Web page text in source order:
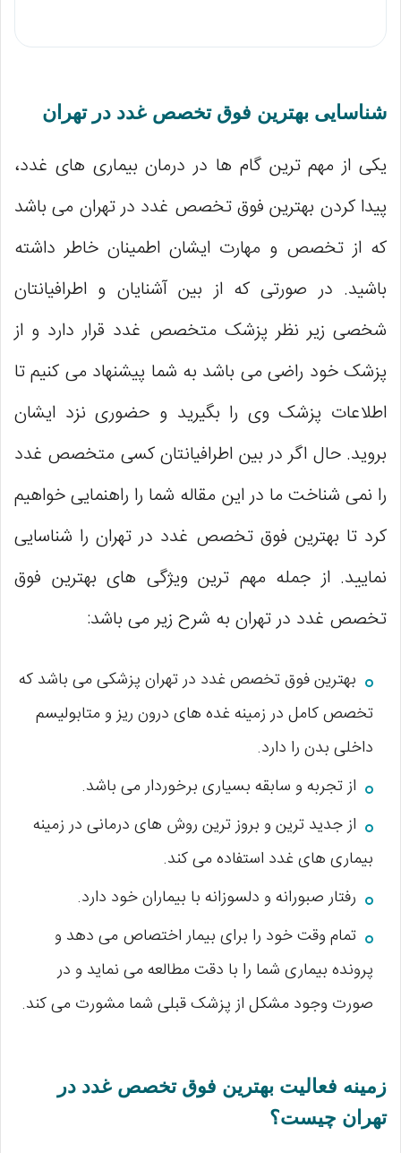
شناسایی بهترین فوق تخصص غدد در تهران
یکی از مهم ترین گام ها در درمان بیماری های غدد،
پیدا کردن بهترین فوق تخصص غدد در تهران می باشد
که از تخصص و مهارت ایشان اطمینان خاطر داشته
باشید. در صورتی که از بین آشنایان و اطرافیانتان
شخصی زیر نظر پزشک متخصص غدد قرار دارد و از
پزشک خود راضی می باشد به شما پیشنهاد می کنیم تا
اطلاعات پزشک وی را بگیرید و حضوری نزد ایشان
بروید. حال اگر در بین اطرافیانتان کسی متخصص غدد
را نمی شناخت ما در این مقاله شما را راهنمایی خواهیم
کرد تا بهترین فوق تخصص غدد در تهران را شناسایی
نمایید. از جمله مهم ترین ویژگی های بهترین فوق
تخصص غدد در تهران به شرح زیر می باشد:
بهترین فوق تخصص غدد در تهران پزشکی می باشد که
تخصص کامل در زمینه غده های درون ریز و متابولیسم
داخلی بدن را دارد.
از تجربه و سابقه بسیاری برخوردار می باشد.
از جدید ترین و بروز ترین روش های درمانی در زمینه
بیماری های غدد استفاده می کند.
رفتار صبورانه و دلسوزانه با بیماران خود دارد.
تمام وقت خود را برای بیمار اختصاص می دهد و
پرونده بیماری شما را با دقت مطالعه می نماید و در
صورت وجود مشکل از پزشک قبلی شما مشورت می کند.
زمینه فعالیت بهترین فوق تخصص غدد در
تهران چیست؟